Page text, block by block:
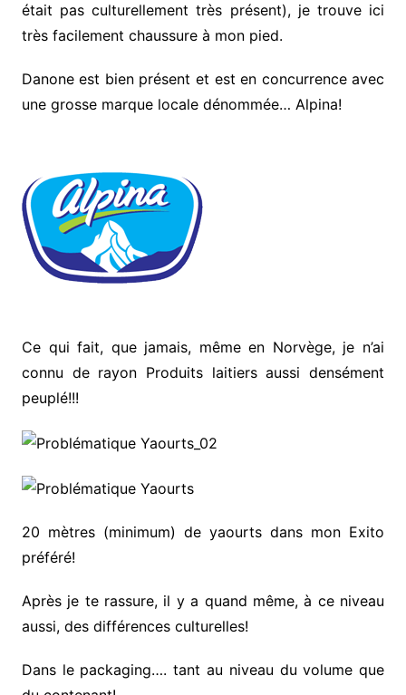
était pas culturellement très présent), je trouve ici
très facilement chaussure à mon pied.
Danone est bien présent et est en concurrence avec
une grosse marque locale dénommée… Alpina!
Ce qui fait, que jamais, même en Norvège, je n’ai
connu de rayon Produits laitiers aussi densément
peuplé!!!
20 mètres (minimum) de yaourts dans mon Exito
préféré!
Après je te rassure, il y a quand même, à ce niveau
aussi, des différences culturelles!
Dans le packaging…. tant au niveau du volume que